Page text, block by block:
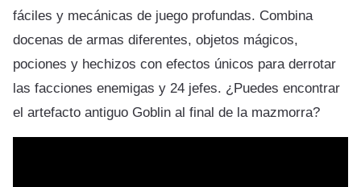
fáciles y mecánicas de juego profundas. Combina
docenas de armas diferentes, objetos mágicos,
pociones y hechizos con efectos únicos para derrotar
las facciones enemigas y 24 jefes. ¿Puedes encontrar
el artefacto antiguo Goblin al final de la mazmorra?